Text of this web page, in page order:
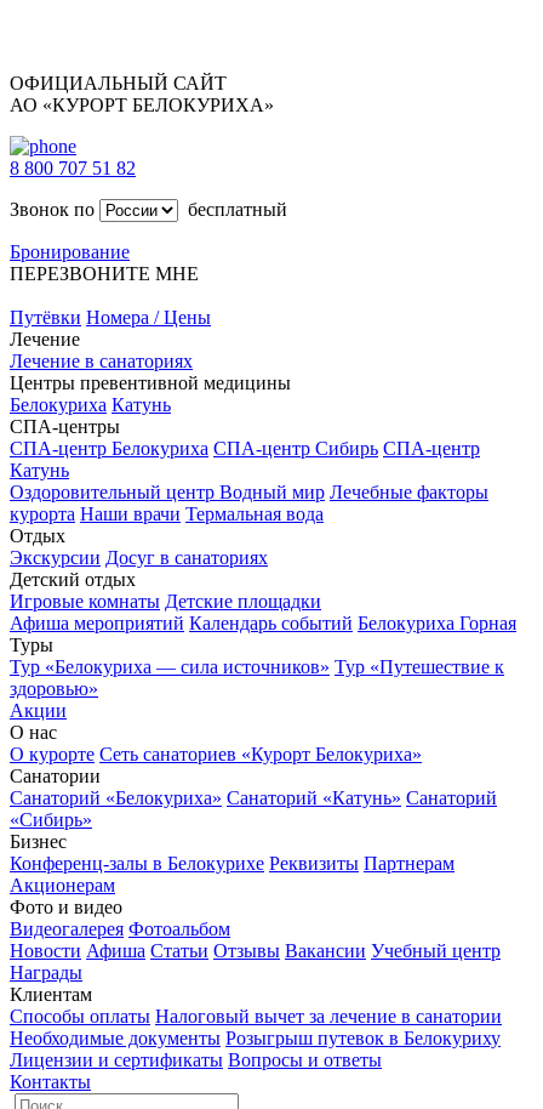
ОФИЦИАЛЬНЫЙ САЙТ
АО «КУРОРТ БЕЛОКУРИХА»
8 800 707 51 82
Звонок по
бесплатный
Бронирование
ПЕРЕЗВОНИТЕ МНЕ
Путёвки Номера / Цены
Лечение
Лечение в санаториях
Центры превентивной медицины
Белокуриха Катунь
СПА-центры
СПА-центр Белокуриха СПА-центр Сибирь СПА-центр
Катунь
Оздоровительный центр Водный мир Лечебные факторы
курорта Наши врачи Термальная вода
Отдых
Экскурсии Досуг в санаториях
Детский отдых
Игровые комнаты Детские площадки
Афиша мероприятий Календарь событий Белокуриха Горная
Туры
Тур «Белокуриха — сила источников» Тур «Путешествие к
здоровью»
Акции
О нас
О курорте Сеть санаториев «Курорт Белокуриха»
Санатории
Санаторий «Белокуриха» Санаторий «Катунь» Санаторий
«Сибирь»
Бизнес
Конференц-залы в Белокурихе Реквизиты Партнерам
Акционерам
Фото и видео
Видеогалерея Фотоальбом
Новости Афиша Статьи Отзывы Вакансии Учебный центр
Награды
Клиентам
Способы оплаты Налоговый вычет за лечение в санатории
Необходимые документы Розыгрыш путевок в Белокуриху
Лицензии и сертификаты Вопросы и ответы
Контакты